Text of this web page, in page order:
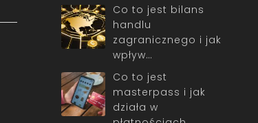
Co to jest bilans
handlu
zagranicznego i jak
wpływ…
Co to jest
masterpass i jak
działa w